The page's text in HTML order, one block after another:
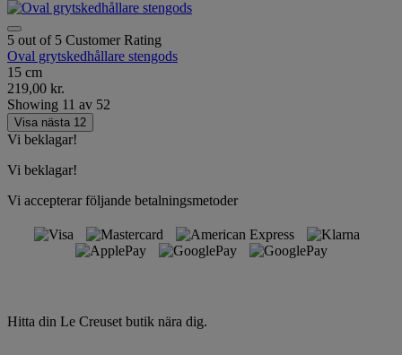
5 out of 5 Customer Rating
Oval grytskedhållare stengods
15 cm
219,00 kr.
Showing 11 av 52
Visa nästa 12
Vi beklagar!
Vi beklagar!
Vi accepterar följande betalningsmetoder
Hitta din Le Creuset butik nära dig.